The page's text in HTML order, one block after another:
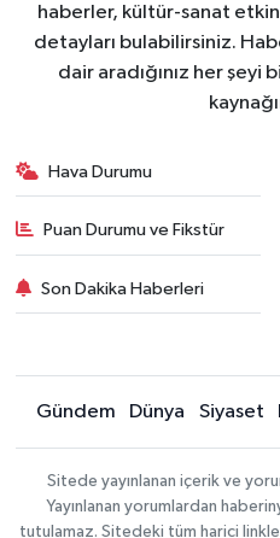
haberler, kültür-sanat
detayları bulabilirsiniz.
dair aradığınız her
Hava Durumu
Puan Durumu ve Fikstür
Son Dakika Haberleri
Gündem Dünya Siyaset
Sitede yayınlanan içerik ve
Yayınlanan yorumlardan
tutulamaz. Sitedeki tüm harici